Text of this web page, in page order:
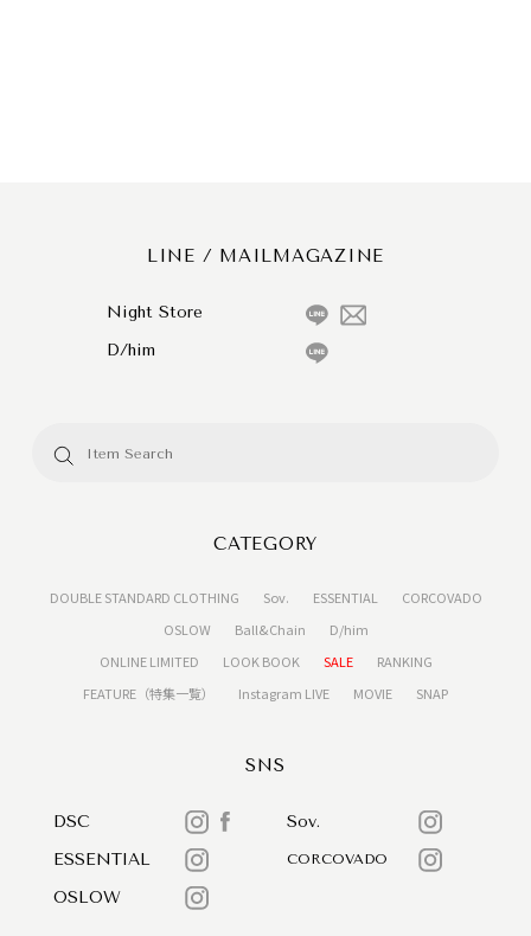
LINE / MAILMAGAZINE
Night Store
D/him
CATEGORY
DOUBLE STANDARD CLOTHING Sov. ESSENTIAL
CORCOVADO
OSLOW
Ball&Chain
D/him
ONLINE LIMITED
LOOK BOOK SALE
RANKING
FEATURE（特集一覧）
Instagram LIVE MOVIE SNAP
SNS
DSC
Sov.
ESSENTIAL
CORCOVADO
OSLOW